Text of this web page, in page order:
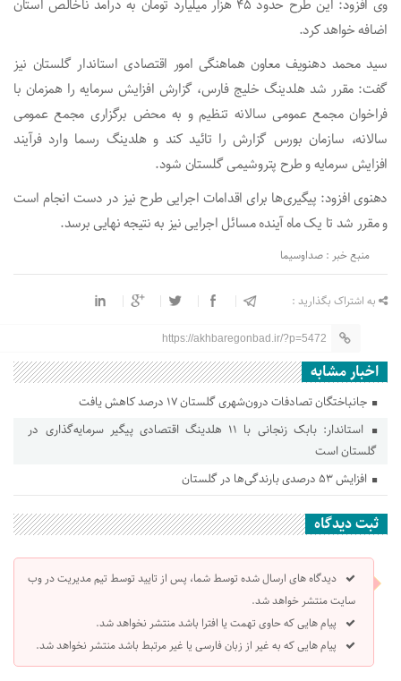
وی افزود: این طرح حدود ۴۵ هزار میلیارد تومان به درآمد ناخالص استان
اضافه خواهد کرد.
سید محمد دهنویف معاون هماهنگی امور اقتصادی استاندار گلستان نیز
گفت: مقرر شد هلدینگ خلیج فارس، گزارش افزایش سرمایه را همزمان با
فراخوان مجمع عمومی سالانه تنظیم و به محض برگزاری مجمع عمومی
سالانه، سازمان بورس گزارش را تائید کند و هلدینگ رسما وارد فرآیند
افزایش سرمایه و طرح پتروشیمی گلستان شود.
دهنوی افزود: پیگیری‌ها برای اقدامات اجرایی طرح نیز در دست انجام است
و مقرر شد تا یک ماه آینده مسائل اجرایی نیز به نتیجه نهایی برسد.
منبع خبر : صداوسیما
به اشتراک بگذارید :
https://akhbaregonbad.ir/?p=5472
اخبار مشابه
جانباختگان تصادفات درون‌شهری گلستان ۱۷ درصد کاهش یافت
استاندار: بابک زنجانی با ۱۱ هلدینگ اقتصادی پیگیر سرمایه‌گذاری در
گلستان است
افزایش ۵۳ درصدی بارندگی‌ها در گلستان
ثبت دیدگاه
دیدگاه های ارسال شده توسط شما، پس از تایید توسط تیم مدیریت در وب
سایت منتشر خواهد شد.
پیام هایی که حاوی تهمت یا افترا باشد منتشر نخواهد شد.
پیام هایی که به غیر از زبان فارسی یا غیر مرتبط باشد منتشر نخواهد شد.